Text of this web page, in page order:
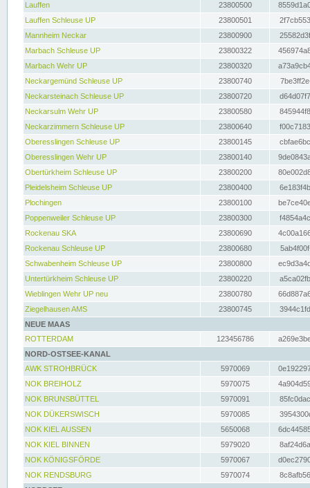
Lauffen
23800500
Lauffen Schleuse UP
23800501
Mannheim Neckar
23800900
Marbach Schleuse UP
23800322
Marbach Wehr UP
23800320
Neckargemünd Schleuse UP
23800740
Neckarsteinach Schleuse UP
23800720
Neckarsulm Wehr UP
23800580
Neckarzimmern Schleuse UP
23800640
Oberesslingen Schleuse UP
23800145
Oberesslingen Wehr UP
23800140
Obertürkheim Schleuse UP
23800200
Pleidelsheim Schleuse UP
23800400
Plochingen
23800100
Poppenweiler Schleuse UP
23800300
Rockenau SKA
23800690
Rockenau Schleuse UP
23800680
Schwabenheim Schleuse UP
23800800
Untertürkheim Schleuse UP
23800220
Wieblingen Wehr UP neu
23800780
Ziegelhausen AMS
23800745
NEUE MAAS
ROTTERDAM
123456786
NORD-OSTSEE-KANAL
AWK STROHBRÜCK
5970069
NOK BREIHOLZ
5970075
NOK BRUNSBÜTTEL
5970091
NOK DÜKERSWISCH
5970085
NOK KIEL AUSSEN
5650068
NOK KIEL BINNEN
5979020
NOK KÖNIGSFÖRDE
5970067
NOK RENDSBURG
5970074